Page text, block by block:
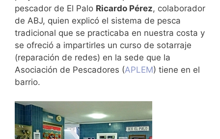
pescador de El Palo Ricardo Pérez, colaborador
de ABJ, quien explicó el sistema de pesca
tradicional que se practicaba en nuestra costa y
se ofreció a impartirles un curso de sotarraje
(reparación de redes) en la sede que la
Asociación de Pescadores (APLEM) tiene en el
barrio.